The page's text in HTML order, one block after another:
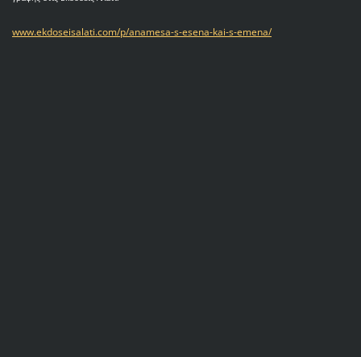
www.ekdoseisalati.com/p/anamesa-s-esena-kai-s-emena/